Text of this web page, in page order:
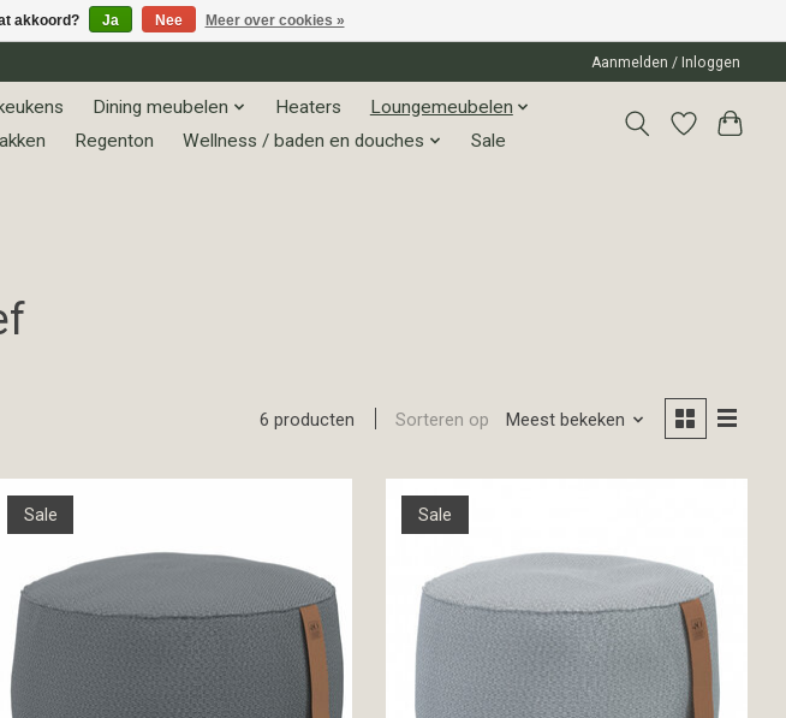
Aanmelden / Inloggen
Dining meubelen Heaters
Loungemeubelen
Regenton Wellness / baden en douches Sale
6 producten Sorteren op Meest bekeken
Sale Sale
akkoord? Ja Nee Meer over cookies »